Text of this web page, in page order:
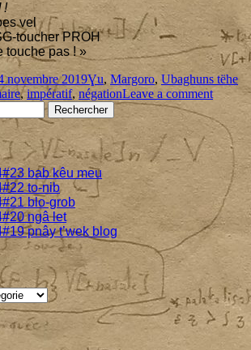
!
vel
tou­cher PROH
touche pas ! »
novembre 2019Categories
Ɣu, Margoro, Ubaghuns tëhe
,impératif, négationLeave a commenton
de
la
verbale
dans
trois
#23 bab kêu meu
#22to-nib
#21blo-grob
#20ngâ let
#19pnây t’wek blog